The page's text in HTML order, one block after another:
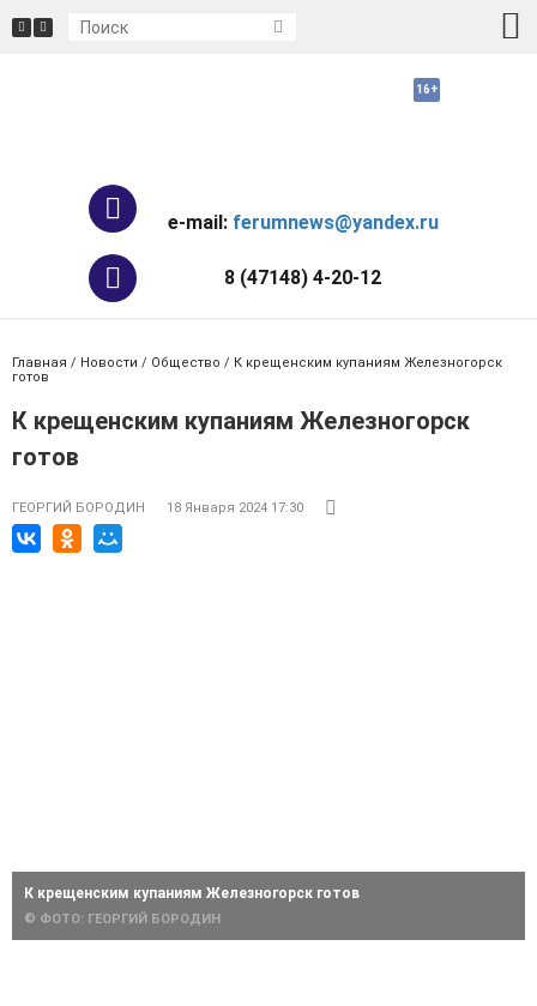
e-mail: ferumnews@yandex.ru
8 (47148) 4-20-12
Главная / Новости / Общество / К крещенским купаниям Железногорск
готов
К крещенским купаниям Железногорск
готов
ГЕОРГИЙ БОРОДИН 18 Января 2024 17:30
К крещенским купаниям Железногорск готов
© ФОТО: ГЕОРГИЙ БОРОДИН